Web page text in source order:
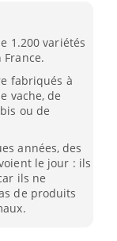
1.200 variétés
fabriqués à
vache, de
ou de
années, des
le jour : ils
ils ne
de produits